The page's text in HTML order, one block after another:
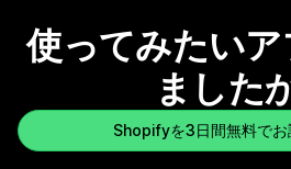
使ってみたいア
ました
Shopifyを3日間無料でお